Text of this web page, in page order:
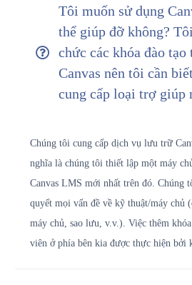
Tôi muốn sử dụng
thể giúp đỡ không?
chức các khóa đào tạo
Canvas nên tôi cần
cung cấp loại trợ giúp
Chúng tôi cung cấp dịch vụ lưu trữ
nghĩa là chúng tôi thiết lập một máy
Canvas LMS mới nhất trên đó. Chúng
quyết mọi vấn đề về kỹ thuật/máy chủ
máy chủ, sao lưu, v.v.). Việc thêm
viên ở phía bên kia được thực hiện bởi